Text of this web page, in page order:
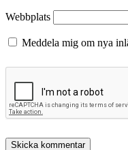
Webbplats
Meddela mig om nya